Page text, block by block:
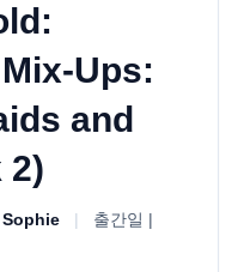
Ups:
and
2)
|
출간일 |